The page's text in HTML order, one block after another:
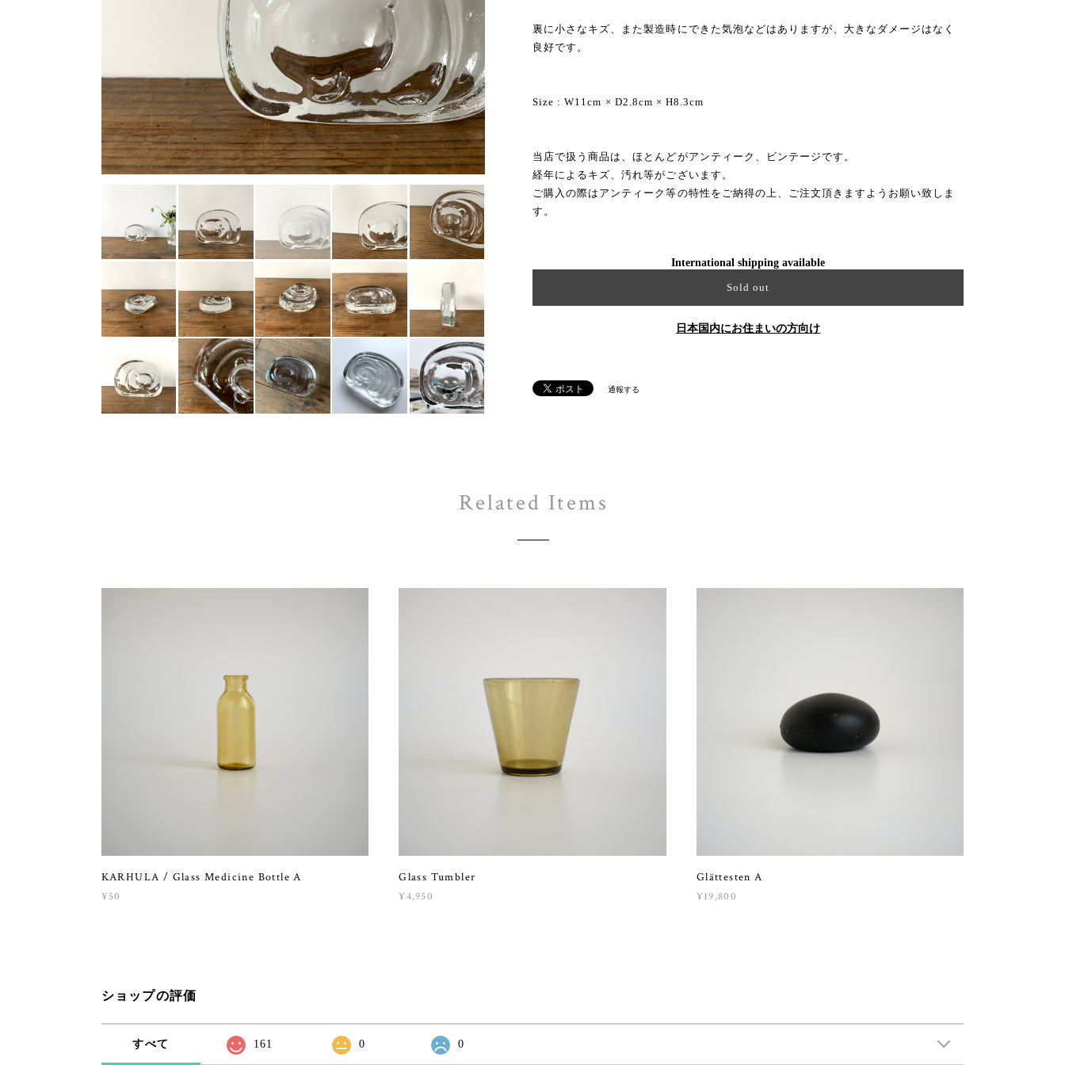
裏に小さなキズ、また製造時にできた気泡などはありますが、大きなダメージはなく
良好です。
Size : W11cm × D2.8cm × H8.3cm
当店で扱う商品は、ほとんどがアンティーク、ビンテージです。
経年によるキズ、汚れ等がございます。
ご購入の際はアンティーク等の特性をご納得の上、ご注文頂きますようお願い致しま
す。
International shipping available
Sold out
日本国内にお住まいの方向け
通報する
Related Items
KARHULA / Glass Medicine Bottle A
¥50
Glass Tumbler
¥4,950
Glättesten A
¥19,800
ショップの評価
すべて 161 0 0